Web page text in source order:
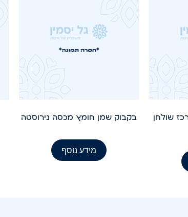
שולחן
בקבוק שמן חומץ מכסה נירוסטה
מידע נוסף